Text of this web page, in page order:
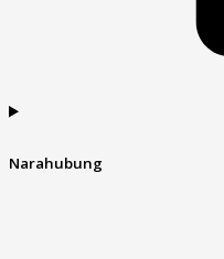
Narahubung